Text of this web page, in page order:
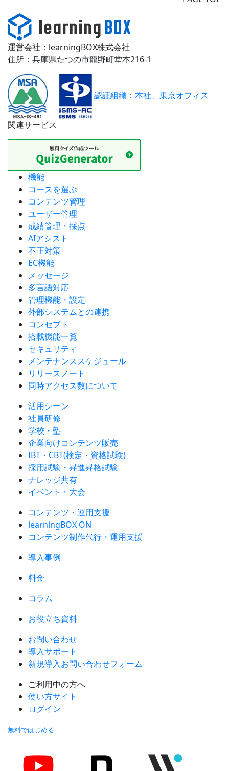
運営会社：learningBOX株式会社
住所：兵庫県たつの市龍野町堂本216-1
認証組織：本社、東京オフィス
関連サービス
機能
コースを選ぶ
コンテンツ管理
ユーザー管理
成績管理・採点
AIアシスト
不正対策
EC機能
メッセージ
多言語対応
管理機能・設定
外部システムとの連携
コンセプト
搭載機能一覧
セキュリティ
メンテナンススケジュール
リリースノート
同時アクセス数について
活用シーン
社員研修
学校・塾
企業向けコンテンツ販売
IBT・CBT(検定・資格試験)
採用試験・昇進昇格試験
ナレッジ共有
イベント・大会
コンテンツ・運用支援
learningBOX ON
コンテンツ制作代行・運用支援
導入事例
料金
コラム
お役立ち資料
お問い合わせ
導入サポート
新規導入お問い合わせフォーム
ご利用中の方へ
使い方サイト
ログイン
無料ではじめる